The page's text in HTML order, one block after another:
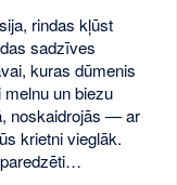
rindas kļūst
sadzīves
kuras dūmenis
un biezu
noskaidrojās — ar
krietni vieglāk.